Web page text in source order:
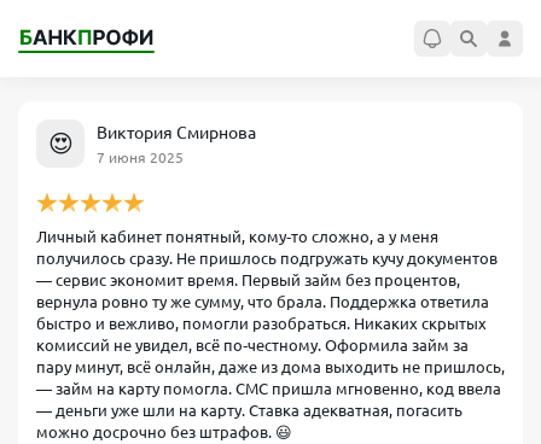
😍 Виктория Смирнова
7 июня 2025
Личный кабинет понятный, кому‑то сложно, а у меня
получилось сразу. Не пришлось подгружать кучу документов
— сервис экономит время. Первый займ без процентов,
вернула ровно ту же сумму, что брала. Поддержка ответила
быстро и вежливо, помогли разобраться. Никаких скрытых
комиссий не увидел, всё по‑честному. Оформила займ за
пару минут, всё онлайн, даже из дома выходить не пришлось,
— займ на карту помогла. СМС пришла мгновенно, код ввела
— деньги уже шли на карту. Ставка адекватная, погасить
можно досрочно без штрафов. 😃